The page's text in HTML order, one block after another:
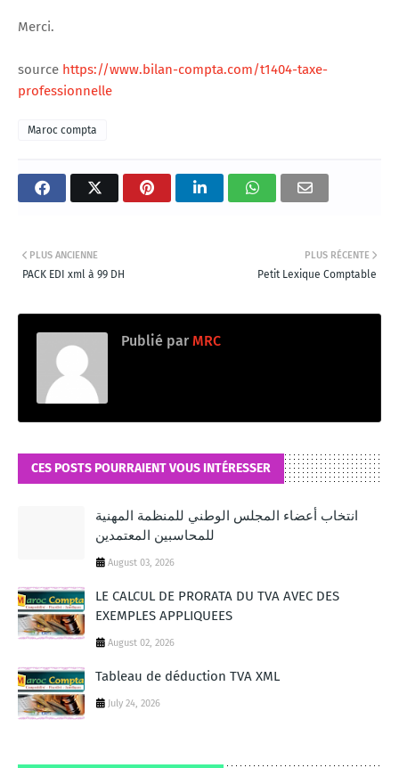
Merci.
source https://www.bilan-compta.com/t1404-taxe-
professionnelle
Maroc compta
PLUS RÉCENTE
Petit Lexique Comptable
PLUS ANCIENNE
PACK EDI xml à 99 DH
Publié par MRC
CES POSTS POURRAIENT VOUS INTÉRESSER
انتخاب أعضاء المجلس الوطني للمنظمة المهنية
للمحاسبين المعتمدين
August 03, 2026
LE CALCUL DE PRORATA DU TVA AVEC DES
EXEMPLES APPLIQUEES
August 02, 2026
Tableau de déduction TVA XML
July 24, 2026